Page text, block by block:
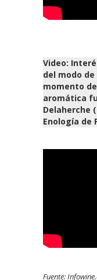
Video:
del modo
momento
aromática
Delaherche
Enología de
Fuente: